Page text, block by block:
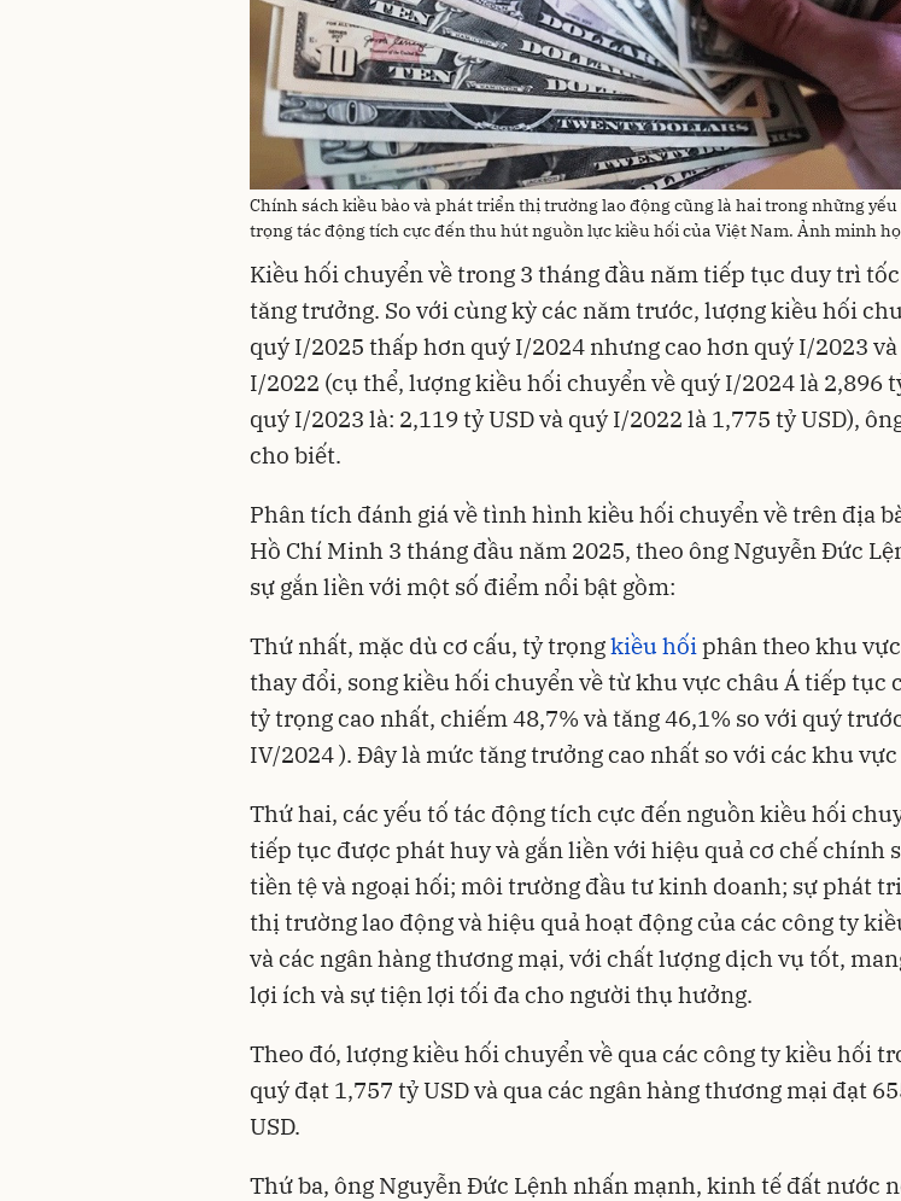
Chính sách kiều bào và phát triển thị trường lao động cũng là hai trong những
trọng tác động tích cực đến thu hút nguồn lực kiều hối của Việt Nam. Ảnh minh
Kiều hối chuyển về trong 3 tháng đầu năm tiếp tục duy trì
tăng trưởng. So với cùng kỳ các năm trước, lượng kiều hối
quý I/2025 thấp hơn quý I/2024 nhưng cao hơn quý I/2023
I/2022 (cụ thể, lượng kiều hối chuyển về quý I/2024 là 2,896
quý I/2023 là: 2,119 tỷ USD và quý I/2022 là 1,775 tỷ USD),
cho biết.
Phân tích đánh giá về tình hình kiều hối chuyển về trên địa
Hồ Chí Minh 3 tháng đầu năm 2025, theo ông Nguyễn Đức
sự gắn liền với một số điểm nổi bật gồm:
Thứ nhất, mặc dù cơ cấu, tỷ trọngkiều hối phân theo khu
thay đổi, song kiều hối chuyển về từ khu vực châu Á tiếp tục
tỷ trọng cao nhất, chiếm 48,7% và tăng 46,1% so với quý
IV/2024 ). Đây là mức tăng trưởng cao nhất so với các khu
Thứ hai, các yếu tố tác động tích cực đến nguồn kiều hối
tiếp tục được phát huy và gắn liền với hiệu quả cơ chế chính
tiền tệ và ngoại hối; môi trường đầu tư kinh doanh; sự phát
thị trường lao động và hiệu quả hoạt động của các công ty
và các ngân hàng thương mại, với chất lượng dịch vụ tốt,
lợi ích và sự tiện lợi tối đa cho người thụ hưởng.
Theo đó, lượng kiều hối chuyển về qua các công ty kiều hối
quý đạt 1,757 tỷ USD và qua các ngân hàng thương mại đạt
USD.
Thứ ba, ông Nguyễn Đức Lệnh nhấn mạnh, kinh tế đất nước